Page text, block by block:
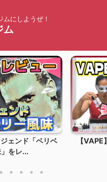
ムにしようぜ！
ム
ェンド「ベリベ
をレ...
【